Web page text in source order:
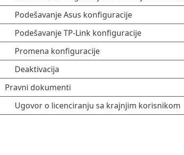
Podešavanje Asus konfiguracije
Podešavanje TP-Link konfiguracije
Promena konfiguracije
Deaktivacija
Pravni dokumenti
Ugovor o licenciranju sa krajnjim korisnikom